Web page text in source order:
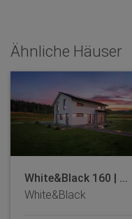
Ähnliche Häuser
White&Black 160 | ...
White&Black